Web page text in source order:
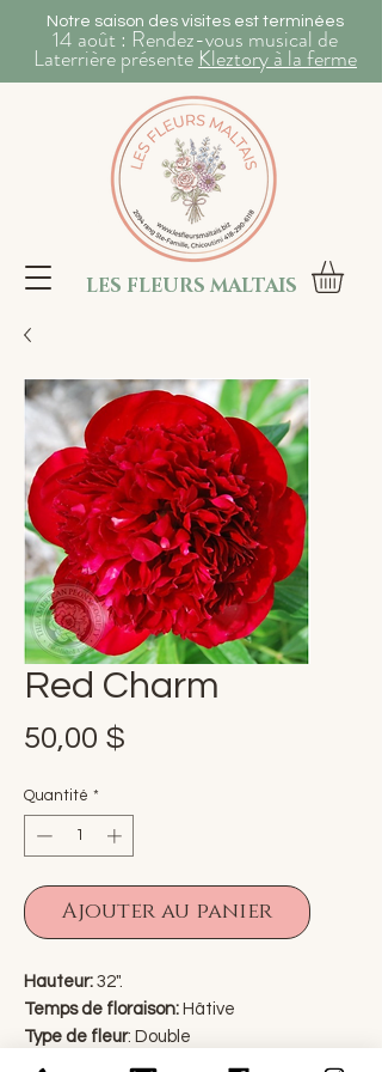
LES FLEURS MALTAIS
Notre saison des visites est terminées
14 août : Rendez-vous musical de
Laterrière présente Kleztory à la ferme
Red Charm
50,00 $
Quantité *
Ajouter au panier
Hauteur: 32".
Temps de floraison: Hâtive
Type de fleur: Double
Hybrideur
: Glasscock 1944